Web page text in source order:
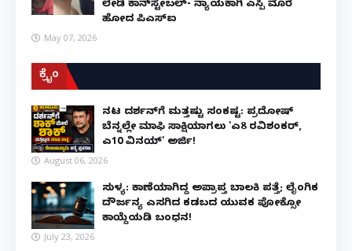
ಲೇಡಿ ಕಾನ್‌ಸ್ಟೇಬಲ್- ನ್ಯಾಯಕ್ಕಾಗಿ ಎಸ್ಪಿ ಮೊರೆ
ಹೋದ ಪಿಎಸ್ಐ
May 07, 2026
ಕ್ರೈಂ
ನಟ ದರ್ಶನ್‌ಗೆ ಮತ್ತಷ್ಟು ಸಂಕಷ್ಟ: ಪ್ರದೋಷ್
ಬೆನ್ನಲ್ಲೇ ಮಾಫಿ ಸಾಕ್ಷಿಯಾಗಲು 'ಎ8 ರವಿಶಂಕರ್,
ಎ10 ವಿನಯ್' ಅರ್ಜಿ!
August 06, 2026
ಸುಳ್ಯ: ಕಾಣೆಯಾಗಿದ್ದ ಅಪ್ರಾಪ್ತ ಬಾಲಕಿ ಪತ್ತೆ; ಲೈಂಗಿಕ
ದೌರ್ಜನ್ಯ ಎಸಗಿದ ಕಡಬದ ಯುವಕ ಪೋಕ್ಸೋ
ಕಾಯ್ದೆಯಡಿ ಬಂಧನ!
July 23, 2026